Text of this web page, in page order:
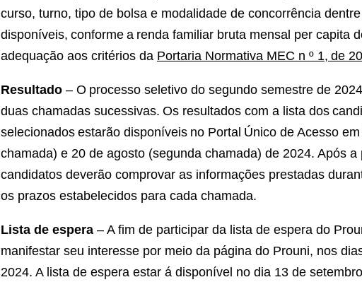
curso, turno, tipo de bolsa e modalidade de concorrência
disponíveis, conforme a renda familiar bruta mensal per capita
adequação aos critérios da Portaria Normativa MEC n º 1, de
Resultado – O processo seletivo do segundo semestre de
duas chamadas sucessivas. Os resultados com a lista dos
selecionados estarão disponíveis no Portal Único de Acesso
chamada) e 20 de agosto (segunda chamada) de 2024. Após a
candidatos deverão comprovar as informações prestadas
os prazos estabelecidos para cada chamada.
Lista de espera – A fim de participar da lista de espera do
manifestar seu interesse por meio da página do Prouni, nos
2024. A lista de espera estar á disponível no dia 13 de